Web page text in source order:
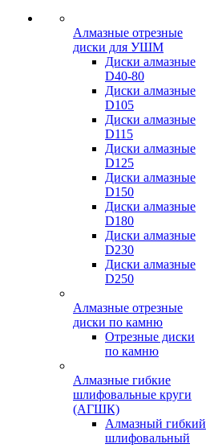
Алмазные отрезные
диски для УШМ
Диски алмазные
D40-80
Диски алмазные
D105
Диски алмазные
D115
Диски алмазные
D125
Диски алмазные
D150
Диски алмазные
D180
Диски алмазные
D230
Диски алмазные
D250
Алмазные отрезные
диски по камню
Отрезные диски
по камню
Алмазные гибкие
шлифовальные круги
(АГШК)
Алмазный гибкий
шлифовальный